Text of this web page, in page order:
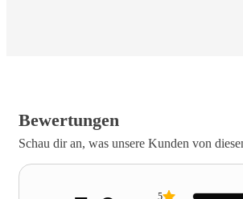
Bewertungen
Schau dir an, was unsere Kunden von
5